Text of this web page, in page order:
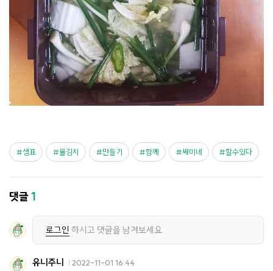
샘표 물김치 만들기 함께 쌔미네 할수있다
댓글1
로그인 하시고 댓글을 남겨보세요.
유니주니 2022-11-01 16:44